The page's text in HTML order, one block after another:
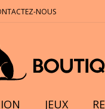
NOUS
JEUX